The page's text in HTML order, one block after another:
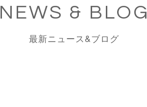
NEWS & BLOG
最新ニュース&ブログ